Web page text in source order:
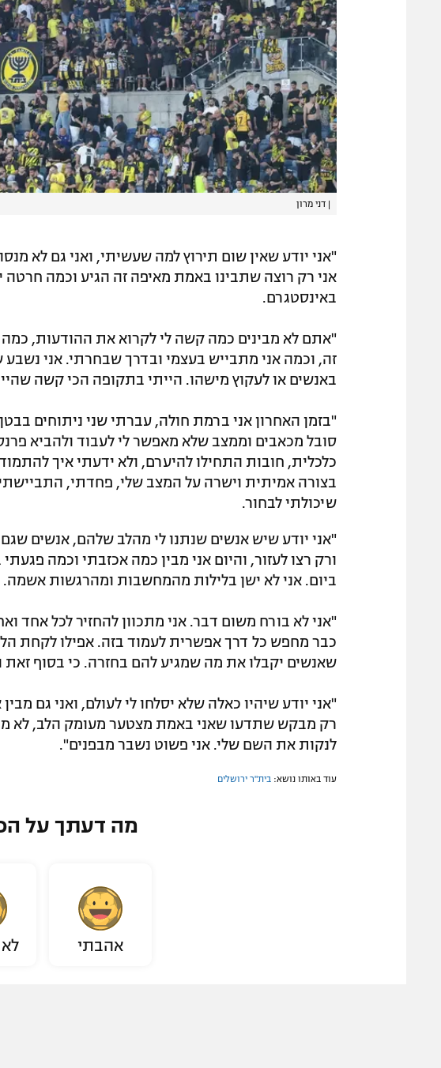
| דני מרון
"אני יודע שאין שום תירוץ למה שעשיתי, ואני גם לא
אני רק רוצה שתבינו באמת מאיפה זה הגיע וכמה
באינסטגרם.
"אתם לא מבינים כמה קשה לי לקרוא את ההודעות, כמה
זה, וכמה אני מתבייש בעצמי ובדרך שבחרתי. אני
באנשים או לעקוץ מישהו. הייתי בתקופה הכי קשה
"בזמן האחרון אני ברמת חולה, עברתי שני ניתוחים
סובל מכאבים וממצב שלא מאפשר לי לעבוד ולהביא
כלכלית, חובות התחילו להיערם, ולא ידעתי איך
בצורה אמיתית וישרה על המצב שלי, פחדתי,
שיכולתי לבחור.
"אני יודע שיש אנשים שנתנו לי מהלב שלהם, אנשים
ורק רצו לעזור, והיום אני מבין כמה אכזבתי וכמה
ביום. אני לא ישן בלילות מהמחשבות ומהרגשות אשמה.
"אני לא בורח משום דבר. אני מתכוון להחזיר לכל אחד
כבר מחפש כל דרך אפשרית לעמוד בזה. אפילו לקחת
שאנשים יקבלו את מה שמגיע להם בחזרה. כי בסוף זאת
"אני יודע שיהיו כאלה שלא יסלחו לי לעולם, ואני גם
רק מבקש שתדעו שאני באמת מצטער מעומק הלב, לא
לנקות את השם שלי. אני פשוט נשבר מבפנים".
עוד באותו נושא: בית"ר ירושלים
מה דעתך על
אהבתי